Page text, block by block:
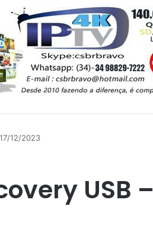
12/2023
USB –